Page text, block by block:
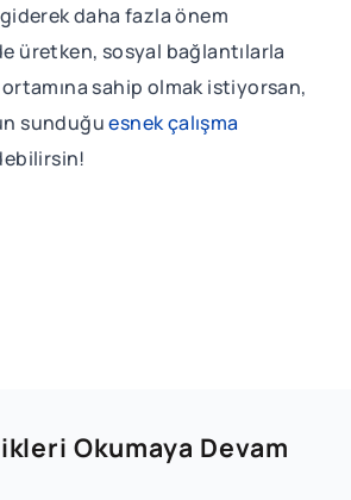
giderek daha fazla önem
üretken, sosyal bağlantılarla
sahip olmak istiyorsan,
sunduğuesnek çalışma
Okumaya Devam